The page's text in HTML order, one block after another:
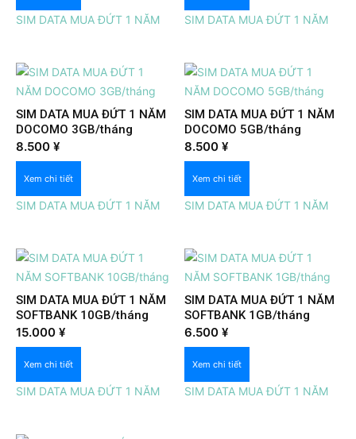
SIM DATA MUA ĐỨT 1 NĂM SIM DATA MUA ĐỨT 1 NĂM
SIM DATA MUA ĐỨT 1 NĂM
DOCOMO 3GB/tháng
8.500 ¥
Xem chi tiết
SIM DATA MUA ĐỨT 1 NĂM
SIM DATA MUA ĐỨT 1 NĂM
DOCOMO 5GB/tháng
8.500¥
Xem chi tiết
SIM DATA MUA ĐỨT 1 NĂM
SIM DATA MUA ĐỨT 1 NĂM
SOFTBANK 10GB/tháng
15.000 ¥
Xem chi tiết
SIM DATA MUA ĐỨT 1 NĂM
SIM DATA MUA ĐỨT 1 NĂM
SOFTBANK 1GB/tháng
6.500¥
Xem chi tiết
SIM DATA MUA ĐỨT 1 NĂM